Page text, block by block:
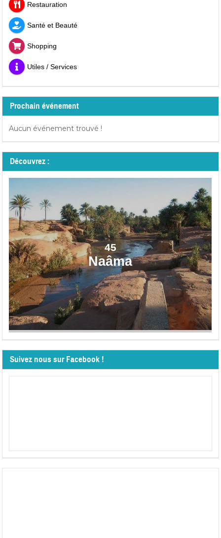
Restauration
Santé et Beauté
Shopping
Utiles / Services
Prochain événement
Aucun événement trouvé !
Découvrez :
45
Naâma
Suivez nous sur Facebook !